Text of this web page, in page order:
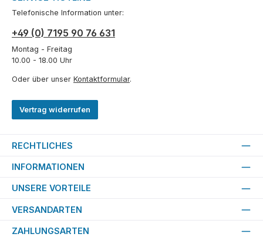
Telefonische Information unter:
+49 (0) 7195 90 76 631
Montag - Freitag
10.00 - 18.00 Uhr
Oder über unser Kontaktformular.
Vertrag widerrufen
RECHTLICHES
INFORMATIONEN
UNSERE VORTEILE
VERSANDARTEN
ZAHLUNGSARTEN